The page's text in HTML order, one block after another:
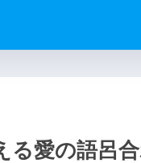
る愛の語呂